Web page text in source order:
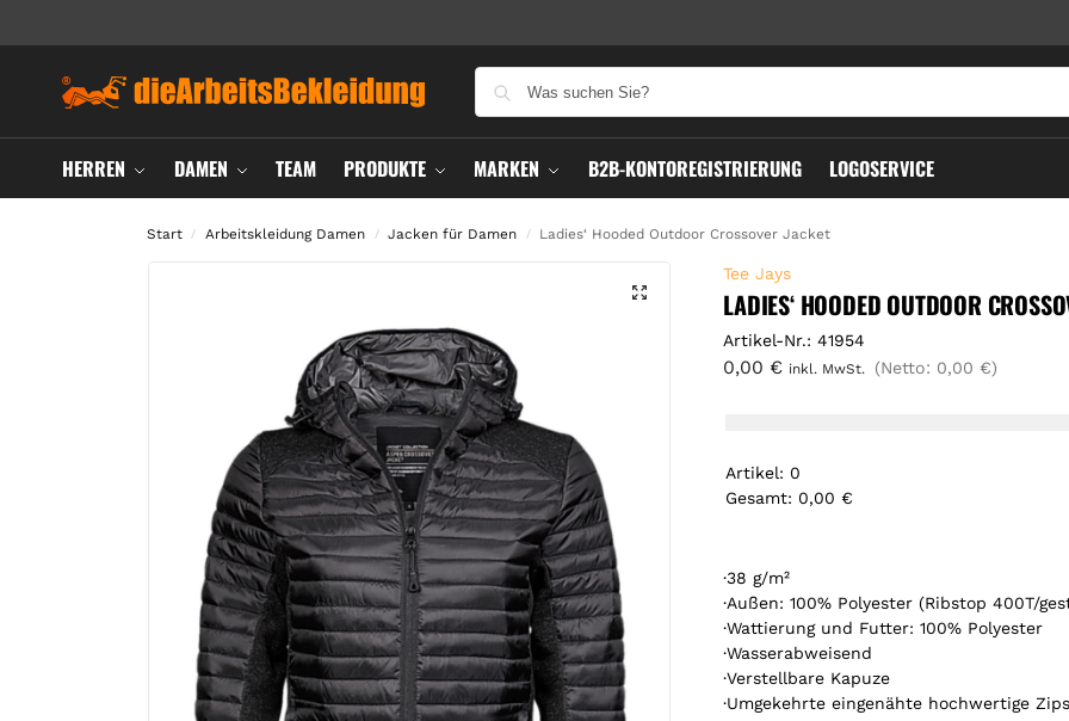
HERREN DAMEN TEAM PRODUKTE MARKEN B2B-KONTOREGISTRIERUNG LOGOSERVICE
Start / Arbeitskleidung Damen / Jacken für Damen / Ladies‘ Hooded Outdoor Crossover Jacket
Tee Jays
LADIES‘ HOODED OUTDOOR
Artikel-Nr.: 41954
0,00 € inkl. MwSt. (Netto: 0,00 €)
Artikel: 0
Gesamt: 0,00 €
r
t
i
k
e
l
·38 g/m²
·Außen: 100% Polyester (Ribstop 400T/
·Wattierung und Futter: 100% Polyester
·Wasserabweisend
·Verstellbare Kapuze
·Umgekehrte eingenähte hochwertige Zips